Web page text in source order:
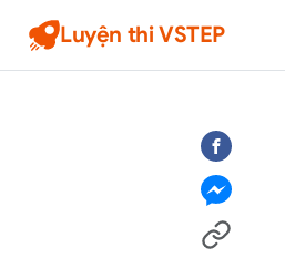
Luyện thi VSTEP